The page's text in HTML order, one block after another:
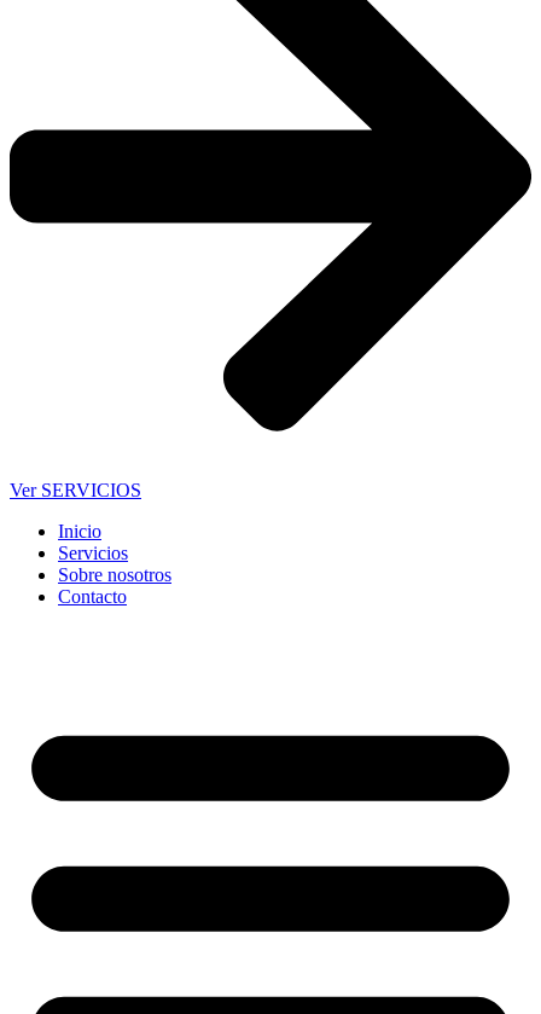
Ver SERVICIOS
Inicio
Servicios
Sobre nosotros
Contacto